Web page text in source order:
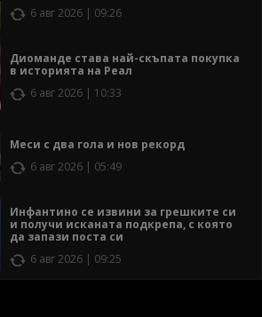
6 авг 2026 | 09:26
Диоманде става най-скъпата покупка
в историята на Реал
6 авг 2026 | 10:33
Меси с два гола и нов рекорд
6 авг 2026 | 05:49
Инфантино се извини за грешките си
и получи исканата подкрепа, с която
да запази поста си
6 авг 2026 | 09:25